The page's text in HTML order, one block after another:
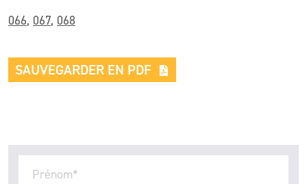
066, 067, 068
SAUVEGARDER EN PDF
Prénom*